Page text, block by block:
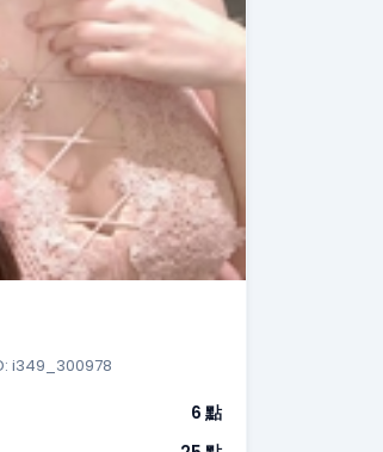
i349_300978
6 點